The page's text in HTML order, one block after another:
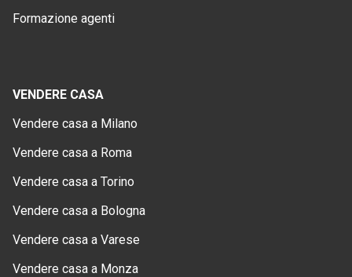
Formazione agenti
VENDERE CASA
Vendere casa a Milano
Vendere casa a Roma
Vendere casa a Torino
Vendere casa a Bologna
Vendere casa a Varese
Vendere casa a Monza